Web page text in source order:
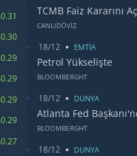
TCMB Faiz Kararını
CANLIDÖVİZ
18/12 EMTİA
Petrol Yükselişte
BLOOMBERGHT
18/12 DUNYA
Atlanta Fed
BLOOMBERGHT
18/12 DUNYA